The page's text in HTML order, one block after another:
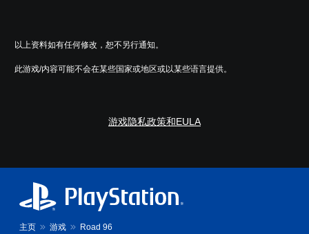
以上资料如有任何修改，恕不另行通知。
此游戏/内容可能不会在某些国家或地区或以某些语言提供。
游戏隐私政策和EULA
主页 游戏 Road 96